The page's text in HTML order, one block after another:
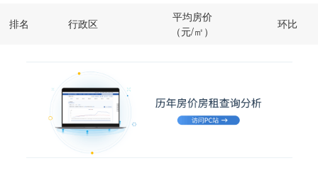
排名 行政区
平均房价
（元/㎡）
环比